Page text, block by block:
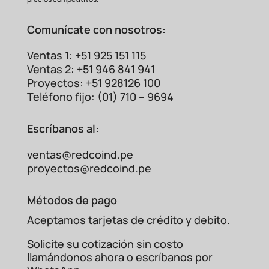
Características Técnicas
El 3G3MX2-AB001-V1 cuenta con una
interfaz de usuario amigable,
diagnóstico avanzadas, capacidades de
comunicación opcionales (como Modbus) y
instalación en espacios
la calidad de la marca.
¿Puedo usar este variador con un motor
Sí, absolutamente. El variador
3G3MX2-AB001-V1 está diseñado para
convertiruna entrada de energía
monofásica de 240VAC en una salida
Comunícate con nosotros:
Ventas 1: +51 925 151 115
Ventas 2: +51 946 841 941
Proyectos: +51 928126 100
Teléfono fijo: (01) 710 – 9694
Escríbanos al:
ventas@redcoind.pe
proyectos@redcoind.pe
Métodos de pago
Aceptamos tarjetas de crédito y debito.
Solicite su cotización sin costo
llamándonos ahora o escríbanos por